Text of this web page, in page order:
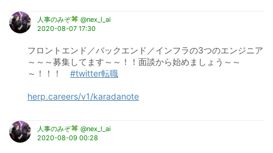
人事のみぞ
@nex_l_ai
2020-08-07 17:30
フロントエンド／バックエンド／インフラの3つのエンジニア
～～～募集してます～～！！面談から始めましょう～～
～！！！ #twitter転職
herp.careers/v1/karadanote
人事のみぞ
@nex_l_ai
2020-08-09 00:28